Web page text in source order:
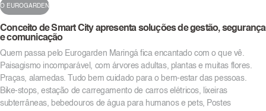
O EUROGARDEN
Conceito de Smart City apresenta soluções de gestão, segurança
e comunicação
Quem passa pelo Eurogarden Maringá fica encantado com o que vê.
Paisagismo incomparável, com árvores adultas, plantas e muitas flores.
Praças, alamedas. Tudo bem cuidado para o bem-estar das pessoas.
Bike-stops, estação de carregamento de carros elétricos, lixeiras
subterrâneas, bebedouros de água para humanos e pets, Postes